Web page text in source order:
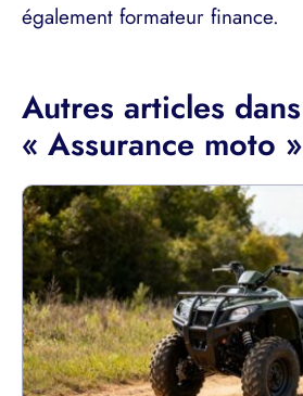
également formateur finance.
Autres articles dans
« Assurance moto »